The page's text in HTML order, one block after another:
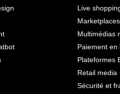
Live
Marketplaces
Multimédias
Paiement en
Plateformes
Retail media
Sécurité et